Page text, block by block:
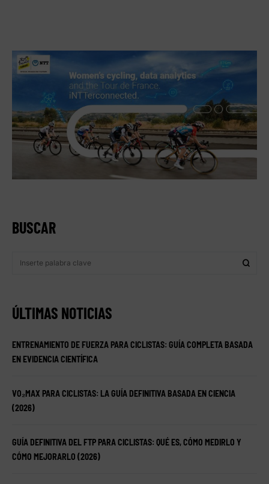
BUSCAR
ÚLTIMAS NOTICIAS
ENTRENAMIENTO DE FUERZA PARA CICLISTAS: GUÍA COMPLETA BASADA
EN EVIDENCIA CIENTÍFICA
VO₂MAX PARA CICLISTAS: LA GUÍA DEFINITIVA BASADA EN CIENCIA
(2026)
GUÍA DEFINITIVA DEL FTP PARA CICLISTAS: QUÉ ES, CÓMO MEDIRLO Y
CÓMO MEJORARLO (2026)